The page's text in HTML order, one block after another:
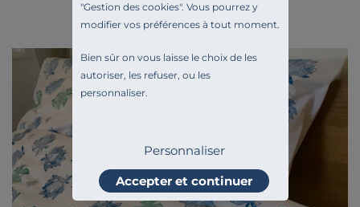
"Gestion des cookies". Vous pourrez y
modifier vos préférences à tout moment.
Bien sûr on vous laisse le choix de les
autoriser, les refuser, ou les
personnaliser.
Personnaliser
Accepter et continuer